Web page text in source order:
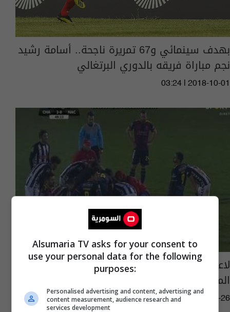
بهدف سينمائي و67 تمريرة ناجحة.. أسامة رشيد
نجم مباراة فريقه بالدوري البرتغالي
03:24 | 2018-10-01
لاعب جزائري ينجو من موت محقق في إحدى
المباريات
01:32 | 2017-01-26
Alsumaria TV asks for your consent to
use your personal data for the following
purposes:
Personalised advertising and content, advertising and
content measurement, audience research and
services development